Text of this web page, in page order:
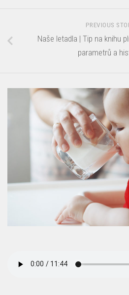
PREVIOUS
Naše letadla | Tip na knihu
parametrů a